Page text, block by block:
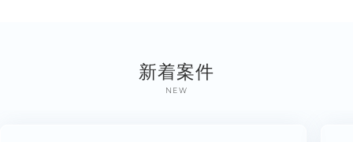
新着案件
NEW